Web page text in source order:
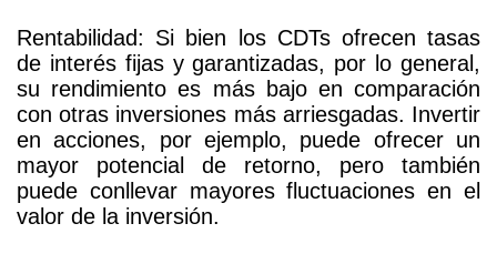
Rentabilidad: Si bien los CDTs ofrecen tasas
de interés fijas y garantizadas, por lo general,
su rendimiento es más bajo en comparación
con otras inversiones más arriesgadas. Invertir
en acciones, por ejemplo, puede ofrecer un
mayor potencial de retorno, pero también
puede conllevar mayores fluctuaciones en el
valor de la inversión.